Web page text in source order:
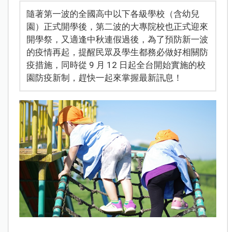
隨著第一波的全國高中以下各級學校（含幼兒
園）正式開學後，第二波的大專院校也正式迎來
開學祭，又適逢中秋連假過後，為了預防新一波
的疫情再起，提醒民眾及學生都務必做好相關防
疫措施，同時從 9 月 12 日起全台開始實施的校
園防疫新制，趕快一起來掌握最新訊息！